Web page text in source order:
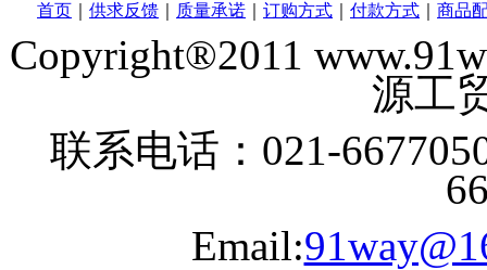
首页 供求反馈 质量承诺 订购方式 付款方式 商品
Copyright®2011
源工
联系电话：021-
Email: